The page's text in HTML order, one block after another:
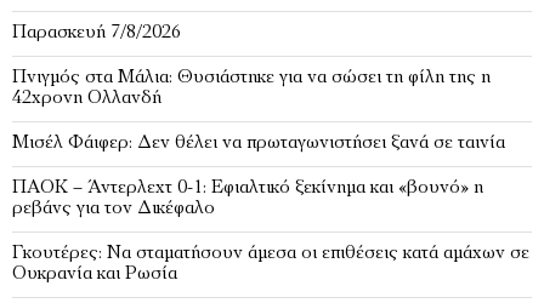
Παρασκευή 7/8/2026
Πνιγμός στα Μάλια: Θυσιάστηκε για να σώσει τη φίλη της η
42χρονη Ολλανδή
Μισέλ Φάιφερ: Δεν θέλει να πρωταγωνιστήσει ξανά σε ταινία
ΠΑΟΚ – Άντερλεχτ 0-1: Εφιαλτικό ξεκίνημα και «βουνό» η
ρεβάνς για τον Δικέφαλο
Γκουτέρες: Να σταματήσουν άμεσα οι επιθέσεις κατά αμάχων σε
Ουκρανία και Ρωσία